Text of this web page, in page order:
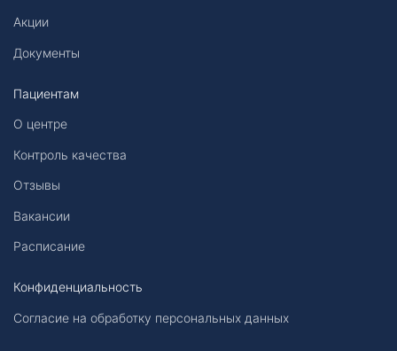
Акции
Документы
Пациентам
О центре
Контроль качества
Отзывы
Вакансии
Расписание
Конфиденциальность
Согласие на обработку персональных данных